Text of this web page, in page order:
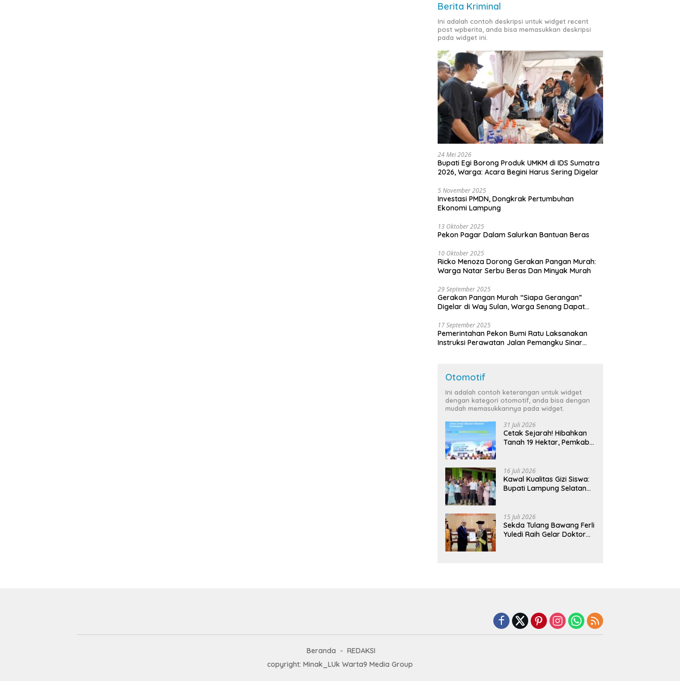
Berita Kriminal
Ini adalah contoh deskripsi untuk widget recent
post wpberita, anda bisa memasukkan deskripsi
pada widget ini.
24 Mei 2026
Bupati Egi Borong Produk UMKM di IDS Sumatra
2026, Warga: Acara Begini Harus Sering Digelar
5 November 2025
Investasi PMDN, Dongkrak Pertumbuhan
Ekonomi Lampung
13 Oktober 2025
Pekon Pagar Dalam Salurkan Bantuan Beras
10 Oktober 2025
Ricko Menoza Dorong Gerakan Pangan Murah:
Warga Natar Serbu Beras Dan Minyak Murah
29 September 2025
Gerakan Pangan Murah “Siapa Gerangan”
Digelar di Way Sulan, Warga Senang Dapat
17 September 2025
Pemerintahan Pekon Bumi Ratu Laksanakan
Instruksi Perawatan Jalan Pemangku Sinar
Otomotif
Ini adalah contoh keterangan untuk widget
dengan kategori otomotif, anda bisa dengan
mudah memasukkannya pada widget.
31 Juli 2026
Cetak Sejarah! Hibahkan
Tanah 19 Hektar, Pemkab
Terintegrasi Pertama di
Lampung
16 Juli 2026
Kawal Kualitas Gizi Siswa:
Bupati Lampung Selatan
Bergizi Gratis di Natar
15 Juli 2026
Sekda Tulang Bawang Ferli
Yuledi Raih Gelar Doktor
Beranda
REDAKSI
copyright: Minak_LUk Warta9 Media Group